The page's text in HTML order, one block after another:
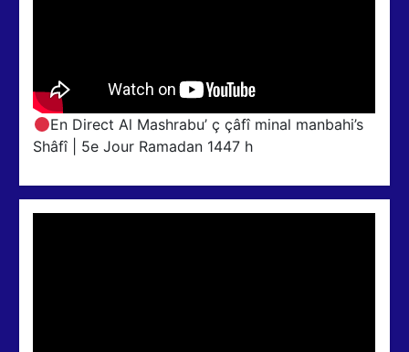
En Direct Al Mashrabu’ ç çâfî minal manbahi’s
Shâfî | 5e Jour Ramadan 1447 h